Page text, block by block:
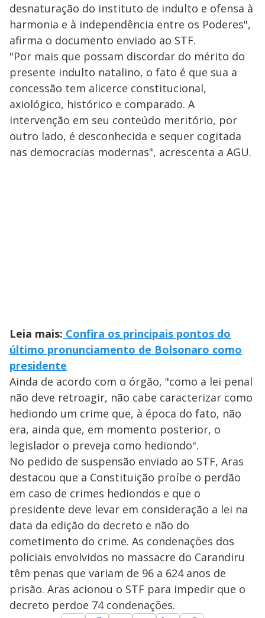
desnaturação do instituto de indulto e ofensa à
harmonia e à independência entre os Poderes",
afirma o documento enviado ao STF.
"Por mais que possam discordar do mérito do
presente indulto natalino, o fato é que sua a
concessão tem alicerce constitucional,
axiológico, histórico e comparado. A
intervenção em seu conteúdo meritório, por
outro lado, é desconhecida e sequer cogitada
nas democracias modernas", acrescenta a AGU.
Leia mais: Confira os principais pontos do
último pronunciamento de Bolsonaro como
presidente
Ainda de acordo com o órgão, "como a lei penal
não deve retroagir, não cabe caracterizar como
hediondo um crime que, à época do fato, não
era, ainda que, em momento posterior, o
legislador o preveja como hediondo".
No pedido de suspensão enviado ao STF, Aras
destacou que a Constituição proíbe o perdão
em caso de crimes hediondos e que o
presidente deve levar em consideração a lei na
data da edição do decreto e não do
cometimento do crime. As condenações dos
policiais envolvidos no massacre do Carandiru
têm penas que variam de 96 a 624 anos de
prisão. Aras acionou o STF para impedir que o
decreto perdoe 74 condenações.